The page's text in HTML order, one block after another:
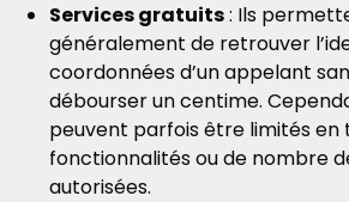
Services gratuits: Ils
généralement de retrouver
coordonnées d’un appelant
débourser un centime.
peuvent parfois être limités en
fonctionnalités ou de nombre
autorisées.